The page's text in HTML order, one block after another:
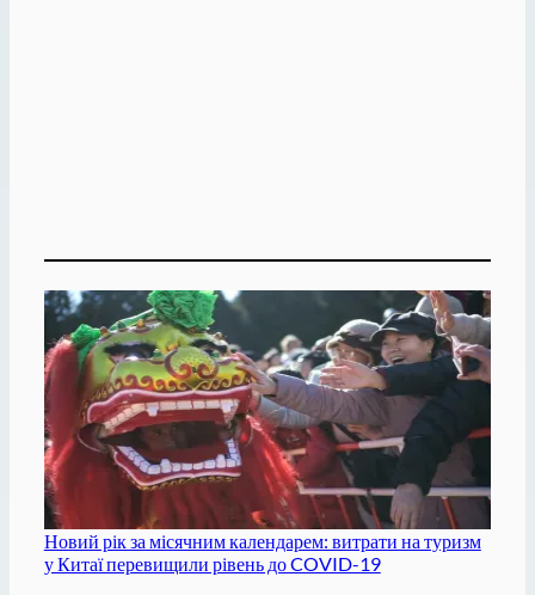
Новий рік за місячним календарем: витрати на туризм
у Китаї перевищили рівень до COVID-19